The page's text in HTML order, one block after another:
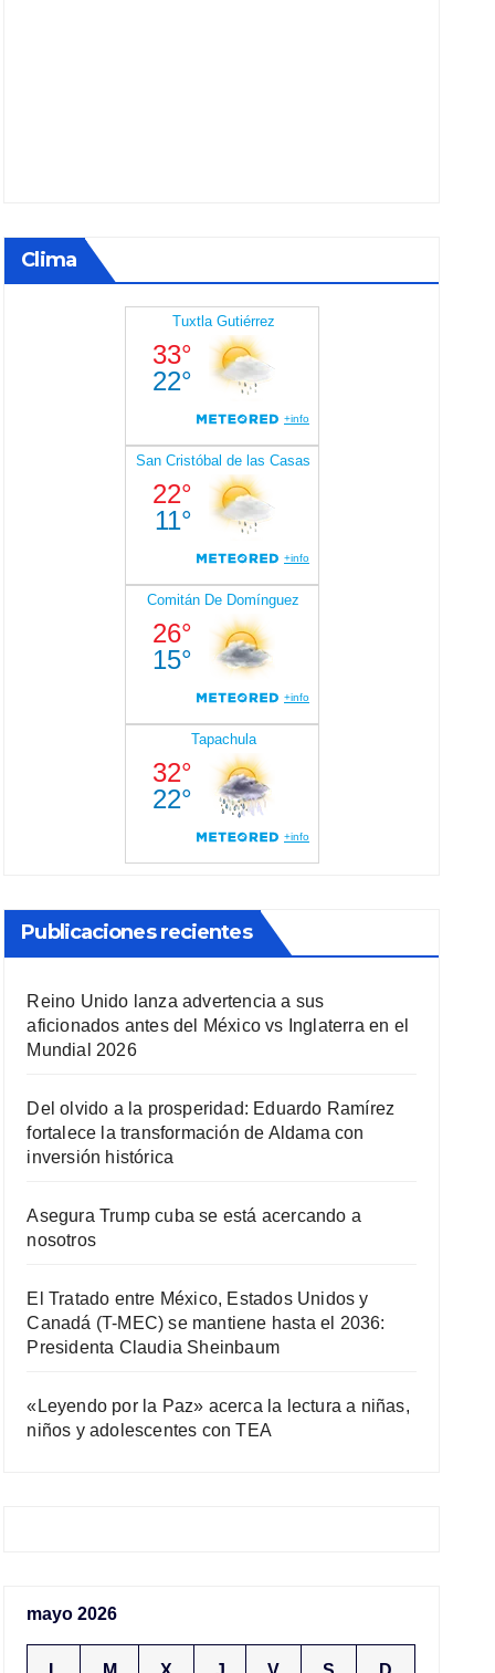
Clima
Publicaciones recientes
Reino Unido lanza advertencia a sus
aficionados antes del México vs Inglaterra en el
Mundial 2026
Del olvido a la prosperidad: Eduardo Ramírez
fortalece la transformación de Aldama con
inversión histórica
Asegura Trump cuba se está acercando a
nosotros
El Tratado entre México, Estados Unidos y
Canadá (T-MEC) se mantiene hasta el 2036:
Presidenta Claudia Sheinbaum
«Leyendo por la Paz» acerca la lectura a niñas,
niños y adolescentes con TEA
mayo 2026